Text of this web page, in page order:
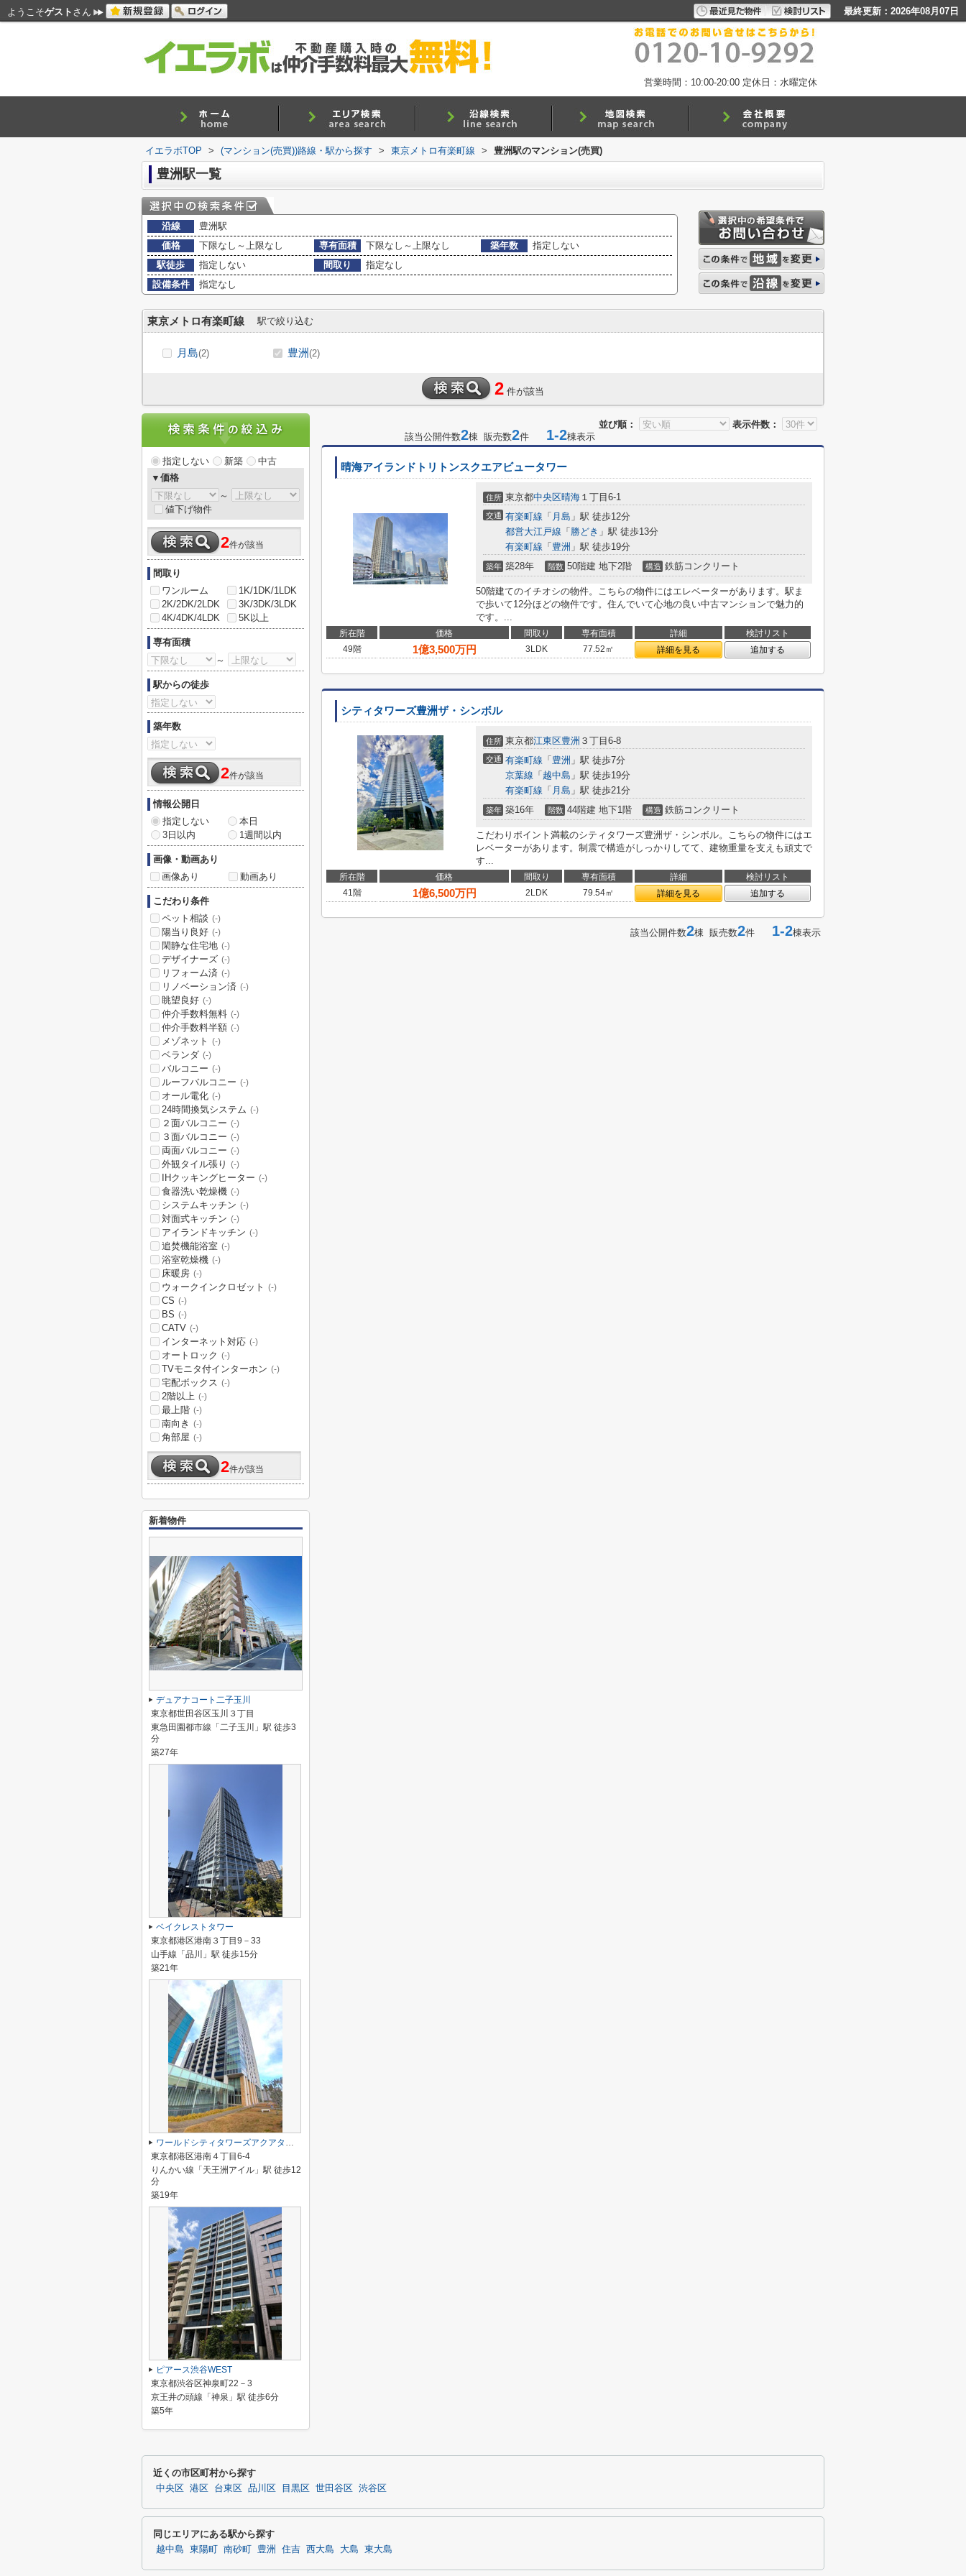
ようこそゲスト さん 最終更新：2026年08月07日
営業時間：10:00-20:00 定休日：水曜定休
イエラボTOP > (マンション(売買))路線・駅から探す > 東京メトロ有楽町線 > 豊洲駅のマンション(売買)
豊洲駅一覧
沿線
豊洲駅
価格
下限なし～上限なし 専有面積 下限なし～上限なし 築年数
指定しない
駅徒歩
指定しない 間取り
指定なし
設備条件
指定なし
東京メトロ有楽町線 駅で絞り込む
月島(2) 豊洲 (2)
2 件が該当
並び順：
表示件数：
該当公開件数2棟 販売数2件 1-2棟表示
晴海アイランドトリトンスクエアビュータワー
住所 東京都中央区晴海 １丁目6-1
交通 有楽町線 「 月島 」駅 徒歩12分
都営大江戸線 「 勝どき 」駅 徒歩13分
有楽町線 「 豊洲 」駅 徒歩19分
築年 築28年 階数 50階建 地下2階 構造 鉄筋コンクリート
50階建てのイチオシの物件。こちらの物件にはエレベーターがあります。駅ま
で歩いて12分ほどの物件です。住んでいて心地の良い中古マンションで魅力的
です。...
所在階 価格 間取り 専有面積 詳細
検討リスト
49階
1億3,500万円 3LDK 77.52㎡ 詳細を見る 追加する
シティタワーズ豊洲ザ・シンボル
住所 東京都江東区豊洲 ３丁目6-8
交通 有楽町線 「 豊洲 」駅 徒歩7分
京葉線 「 越中島 」駅 徒歩19分
有楽町線 「 月島 」駅 徒歩21分
築年 築16年 階数 44階建 地下1階 構造 鉄筋コンクリート
こだわりポイント満載のシティタワーズ豊洲ザ・シンボル。こちらの物件にはエ
レベーターがあります。制震で構造がしっかりしてて、建物重量を支えも頑丈で
す...
所在階 価格 間取り 専有面積 詳細
検討リスト
41階
1億6,500万円 2LDK 79.54㎡ 詳細を見る 追加する
該当公開件数2棟 販売数2件 1-2棟表示
指定しない 新築
中古
▼価格
～
値下げ物件
2件が該当
間取り
ワンルーム
1K/1DK/1LDK
2K/2DK/2LDK
3K/3DK/3LDK
4K/4DK/4LDK
5K以上
専有面積
～
駅からの徒歩
築年数
2件が該当
情報公開日
指定しない
本日
3日以内
1週間以内
画像・動画あり
画像あり
動画あり
こだわり条件
ペット相談 (-)
陽当り良好 (-)
閑静な住宅地 (-)
デザイナーズ (-)
リフォーム済 (-)
リノベーション済 (-)
眺望良好 (-)
仲介手数料無料 (-)
仲介手数料半額 (-)
メゾネット (-)
ベランダ (-)
バルコニー (-)
ルーフバルコニー (-)
オール電化 (-)
24時間換気システム (-)
２面バルコニー (-)
３面バルコニー (-)
両面バルコニー (-)
外観タイル張り (-)
IHクッキングヒーター (-)
食器洗い乾燥機 (-)
システムキッチン (-)
対面式キッチン (-)
アイランドキッチン (-)
追焚機能浴室 (-)
浴室乾燥機 (-)
床暖房 (-)
ウォークインクロゼット (-)
CS (-)
BS (-)
CATV (-)
インターネット対応 (-)
オートロック (-)
TVモニタ付インターホン (-)
宅配ボックス (-)
2階以上 (-)
最上階 (-)
南向き (-)
角部屋 (-)
2件が該当
新着物件
デュアナコート二子玉川
東京都世田谷区玉川３丁目
東急田園都市線「二子玉川」駅 徒歩3
分
築27年
ベイクレストタワー
東京都港区港南３丁目9－33
山手線「品川」駅 徒歩15分
築21年
ワールドシティタワーズアクアタワー
東京都港区港南４丁目6-4
りんかい線「天王洲アイル」駅 徒歩12
分
築19年
ピアース渋谷WEST
東京都渋谷区神泉町22－3
京王井の頭線「神泉」駅 徒歩6分
築5年
近くの市区町村から探す
中央区 港区 台東区 品川区 目黒区 世田谷区 渋谷区
同じエリアにある駅から探す
越中島 東陽町 南砂町 豊洲 住吉 西大島 大島 東大島